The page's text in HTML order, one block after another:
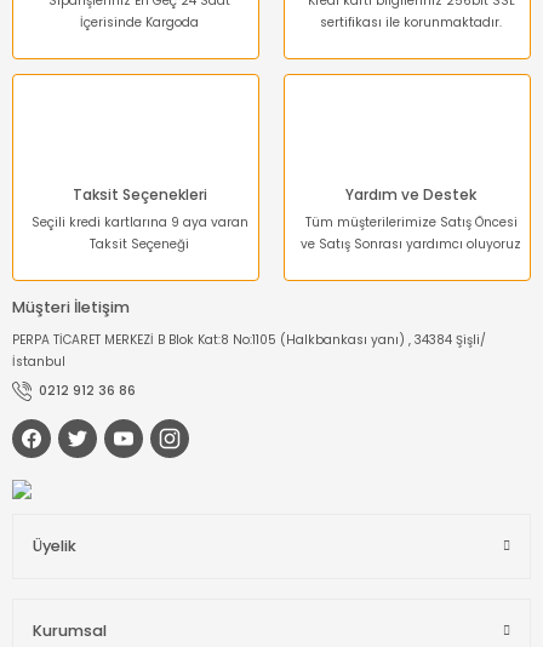
İçerisinde Kargoda
sertifikası ile korunmaktadır.
Taksit Seçenekleri
Seçili kredi kartlarına 9 aya varan
Taksit Seçeneği
Yardım ve Destek
Tüm müşterilerimize Satış Öncesi
ve Satış Sonrası yardımcı oluyoruz
Müşteri İletişim
PERPA TİCARET MERKEZİ B Blok Kat:8 No:1105 (Halkbankası yanı) , 34384 Şişli/
İstanbul
0212 912 36 86
Üyelik
Kurumsal